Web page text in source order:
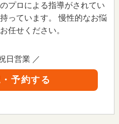
プロによる指導がされてい
っています。 慢性的なお悩
任せください。
日営業 ／
予約する